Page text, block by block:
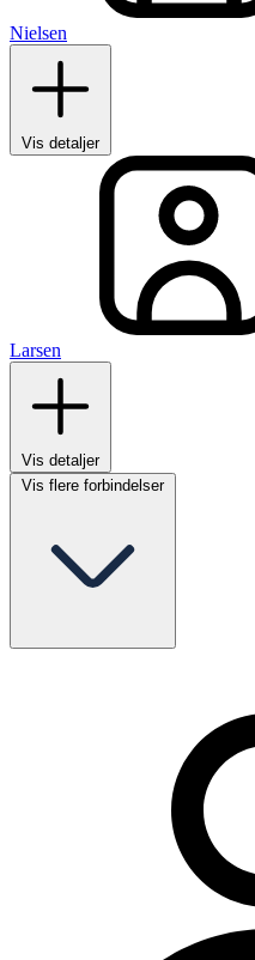
Nielsen
Vis detaljer
Larsen
Vis detaljer
Vis flere forbindelser